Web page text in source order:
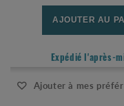
AJOUTER AU
Expédié l'après-
Ajouter à mes